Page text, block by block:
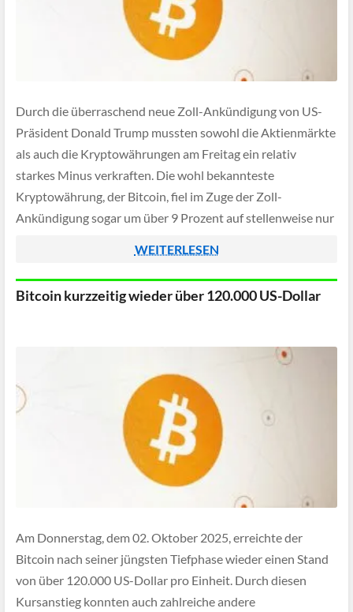
Durch die überraschend neue Zoll-Ankündigung von US-
Präsident Donald Trump mussten sowohl die Aktienmärkte
als auch die Kryptowährungen am Freitag ein relativ
starkes Minus verkraften. Die wohl bekannteste
Kryptowährung, der Bitcoin, fiel im Zuge der Zoll-
Ankündigung sogar um über 9 Prozent auf stellenweise nur
WEITERLESEN
Bitcoin kurzzeitig wieder über 120.000 US-Dollar
Am Donnerstag, dem 02. Oktober 2025, erreichte der
Bitcoin nach seiner jüngsten Tiefphase wieder einen Stand
von über 120.000 US-Dollar pro Einheit. Durch diesen
Kursanstieg konnten auch zahlreiche andere